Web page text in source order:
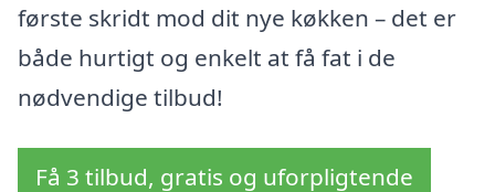
første skridt mod dit nye køkken – det er
både hurtigt og enkelt at få fat i de
nødvendige tilbud!
Få 3 tilbud, gratis og uforpligtende